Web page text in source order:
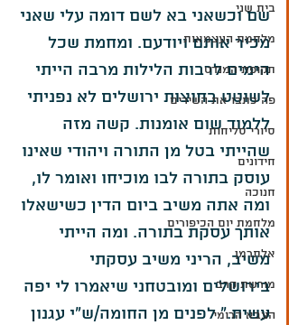
בית שני
מלחמת העצמאות
תקופת המנדט
פה כתבו את השירים
סיורי סליחות
חידונים
חנוכה
מלחמת יום הכיפורים
אלתרמן
מורשת קרב
הצבא הרומי
שם וכשאני בא לשם דומה עלי שאני
מכיר אותם ויודעם. ומחמת שכל
הימים לרבות הלילות מרבה הייתי
לשוטט בחוצות ירושלים לא נפניתי
ללמוד שום אומנות. קשה מזה
שהייתי בטל מן התורה ויהודי שאינו
עוסק בתורה לבו מוכיחו ואומר לו,
ומה אתה משיב ביום הדין כשישאלו
אותך עסקת בתורה. ומה הייתי
משיב, הריני משיב עסקתי
בירושלים ומובטחני שיאמרו לי יפה
עשית.״ לפנים מן החומה/ש"י עגנון